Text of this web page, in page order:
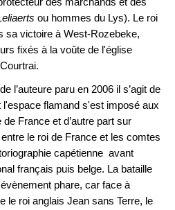
ou hommes du Lys). Le roi
sa victoire à West-Rozebeke,
fixés à la voûte de l'église
l’auteure paru en 2006 il s’agit de
flamand s'est imposé aux
France et d’autre part sur
le roi de France et les comtes
capétienne avant
français puis belge. La bataille
phare, car face à
le roi anglais Jean sans Terre, le